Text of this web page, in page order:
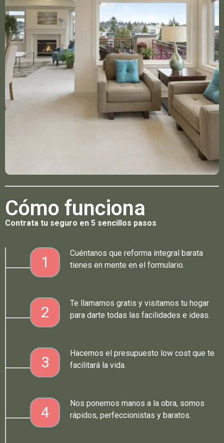
Cómo funciona
Contrata tu seguro en 5 sencillos pasos
1
Cuéntanos que reforma integral barata
tienes en mente en el formulario.
2
Te llamamos gratis y visitamos tu hogar
para darte todas las facilidades e ideas.
3
Hacemos el presupuesto low cost que te
facilitará la vida.
4
Nos ponemos manos a la obra, somos
rápidos, perfeccionistas y baratos.